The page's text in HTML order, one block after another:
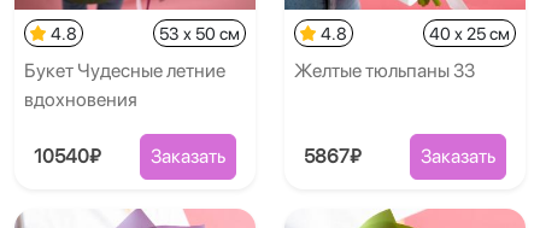
4.8 53 x 50 см
Букет Чудесные летние
вдохновения
10540₽ Заказать
4.8 40 x 25 см
Желтые тюльпаны 33
5867₽ Заказать